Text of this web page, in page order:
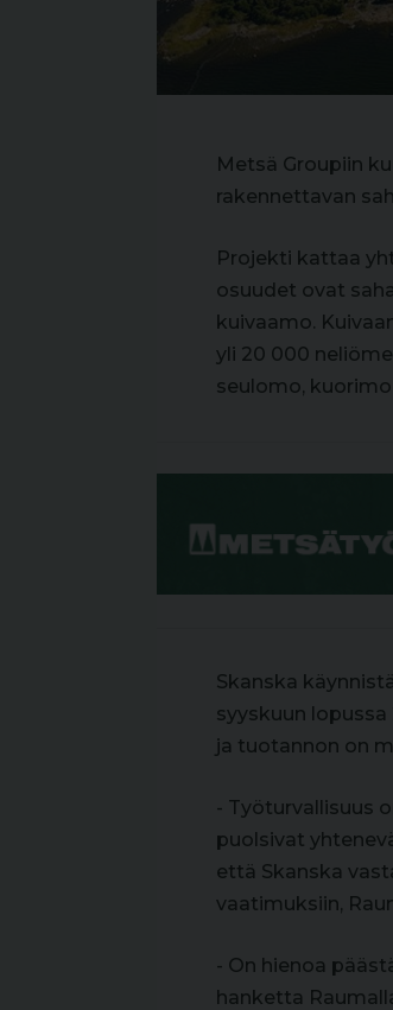
Metsä Groupiin
rakennettavan
Projekti kattaa
osuudet ovat
kuivaamo.
yli 20 000
seulomo,
Skanska
syyskuun lopussa
ja tuotannon on
- Työturvallisuus
puolsivat
että Skanska
vaatimuksiin,
- On hienoa
hanketta